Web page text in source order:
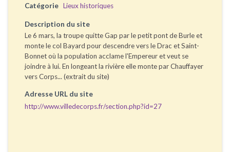
Catégorie Lieux historiques
Description du site
Le 6 mars, la troupe quitte Gap par le petit pont de Burle et
monte le col Bayard pour descendre vers le Drac et Saint-
Bonnet où la population acclame l'Empereur et veut se
joindre à lui. En longeant la rivière elle monte par Chauffayer
vers Corps... (extrait du site)
Adresse URL du site
http://www.villedecorps.fr/section.php?id=27